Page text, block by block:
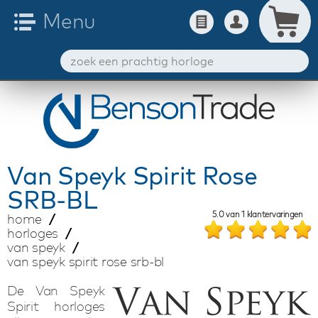
Van SpeykSpirit Rose
SRB-BL
home
horloges
van speyk
van speyk spirit rose srb-bl
5.0van1 klantervaringen
De Van Speyk
Spirit horloges